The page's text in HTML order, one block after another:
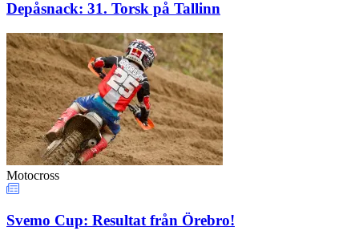
Depåsnack: 31. Torsk på Tallinn
Motocross
Svemo Cup: Resultat från Örebro!